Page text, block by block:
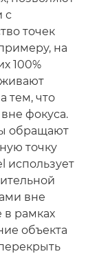
с
точек
на
100%
тем, что
фокуса.
обращают
точку
использует
вне
в рамках
объекта